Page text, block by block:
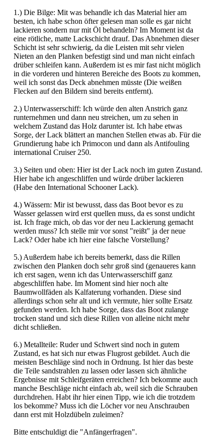
1.) Die Bilge: Mit was behandle ich das Material hier am
besten, ich habe schon öfter gelesen man solle es gar nicht
lackieren sondern nur mit Öl behandeln? Im Moment ist da
eine rötliche, matte Lackschicht drauf. Das Abnehmen dieser
Schicht ist sehr schwierig, da die Leisten mit sehr vielen
Nieten an den Planken befestigt sind und man nicht einfach
drüber schleifen kann. Außerdem ist es mir fast nicht möglich
in die vorderen und hinteren Bereiche des Boots zu kommen,
weil ich sonst das Deck abnehmen müsste (Die weißen
Flecken auf den Bildern sind bereits entfernt).
2.) Unterwasserschiff: Ich würde den alten Anstrich ganz
runternehmen und dann neu streichen, um zu sehen in
welchem Zustand das Holz darunter ist. Ich habe etwas
Sorge, der Lack blättert an manchen Stellen etwas ab. Für die
Grundierung habe ich Primocon und dann als Antifouling
international Cruiser 250.
3.) Seiten und oben: Hier ist der Lack noch im guten Zustand.
Hier habe ich angeschliffen und würde drüber lackieren
(Habe den International Schooner Lack).
4.) Wässern: Mir ist bewusst, dass das Boot bevor es zu
Wasser gelassen wird erst quellen muss, da es sonst undicht
ist. Ich frage mich, ob das vor der neu Lackierung gemacht
werden muss? Ich stelle mir vor sonst "reißt" ja der neue
Lack? Oder habe ich hier eine falsche Vorstellung?
5.) Außerdem habe ich bereits bemerkt, dass die Rillen
zwischen den Planken doch sehr groß sind (genaueres kann
ich erst sagen, wenn ich das Unterwasserschiff ganz
abgeschliffen habe. Im Moment sind hier noch alte
Baumwollfäden als Kalfaterung vorhanden. Diese sind
allerdings schon sehr alt und ich vermute, hier sollte Ersatz
gefunden werden. Ich habe Sorge, dass das Boot zulange
trocken stand und sich diese Rillen von alleine nicht mehr
dicht schließen.
6.) Metallteile: Ruder und Schwert sind noch in gutem
Zustand, es hat sich nur etwas Flugrost gebildet. Auch die
meisten Beschläge sind noch in Ordnung. Ist hier das beste
die Teile sandstrahlen zu lassen oder lassen sich ähnliche
Ergebnisse mit Schleifgeräten erreichen? Ich bekomme auch
manche Beschläge nicht einfach ab, weil sich die Schrauben
durchdrehen. Habt ihr hier einen Tipp, wie ich die trotzdem
los bekomme? Muss ich die Löcher vor neu Anschrauben
dann erst mit Holzdübeln zuleimen?
Bitte entschuldigt die "Anfängerfragen".